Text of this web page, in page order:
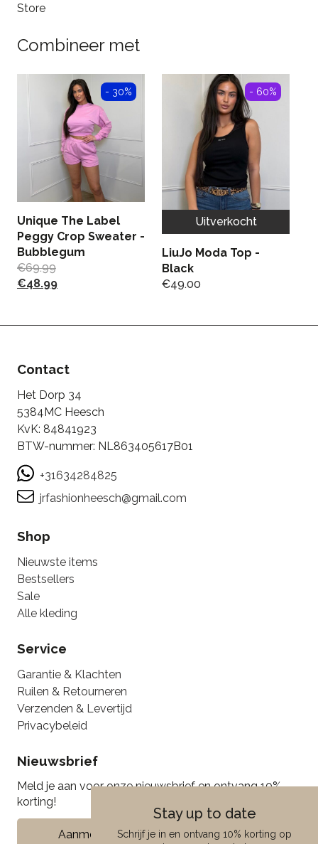
Store
Combineer met
- 30%
Unique The Label
Peggy Crop Sweater -
Bubblegum
€69.99
€48.99
Uitverkocht
- 60%
LiuJo Moda Top -
Black
€49.00
Stay up to date
Schrijf je in en ontvang 10% korting op
Contact
Het Dorp 34
5384MC Heesch
KvK: 84841923
BTW-nummer: NL863405617B01
+31634284825
jrfashionheesch@gmail.com
Shop
Nieuwste items
Bestsellers
Sale
Alle kleding
Service
Garantie & Klachten
Ruilen & Retourneren
Verzenden & Levertijd
Privacybeleid
Nieuwsbrief
Meld je aan voor onze nieuwsbrief en ontvang 10%
korting!
Aanmelden